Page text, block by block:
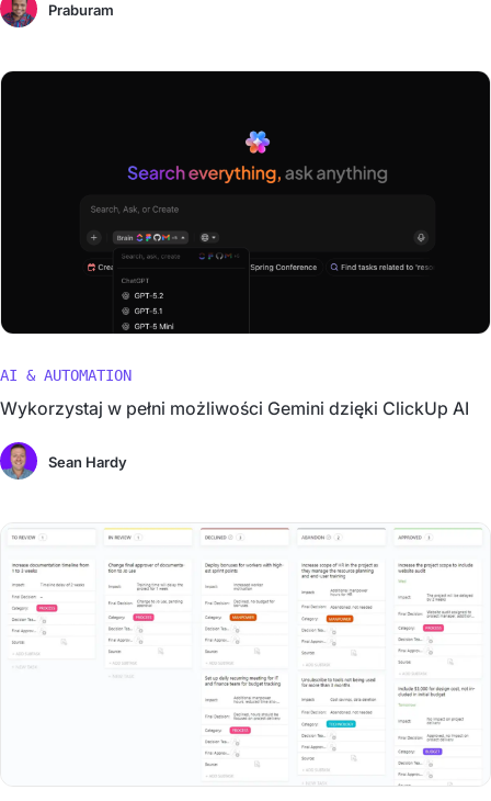
Praburam
AI & AUTOMATION
Wykorzystaj w pełni możliwości Gemini dzięki ClickUp AI
Sean Hardy